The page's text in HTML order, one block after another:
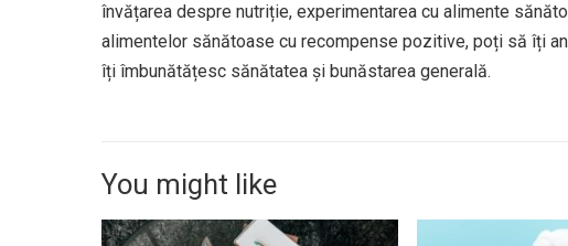
învățarea despre nutriție, experimentarea cu alimente
alimentelor sănătoase cu recompense pozitive, poți să îți
îți îmbunătățesc sănătatea și bunăstarea generală.
You might like